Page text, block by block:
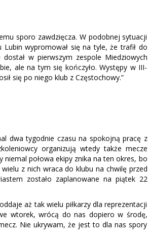
sporo zawdzięcza. W podobnej sytuacji
wypromował się na tyle, że trafił do
w pierwszym zespole Miedziowych
ale na tym się kończyło. Występy w III-
się po niego klub z Częstochowy.”
dwa tygodnie czasu na spokojną pracę z
organizują wtedy także mecze
połowa ekipy znika na ten okres, bo
z nich wraca do klubu na chwilę przed
zostało zaplanowane na piątek 22
aż tak wielu piłkarzy dla reprezentacji
wtorek, wrócą do nas dopiero w środę,
Nie ukrywam, że jest to dla nas spory